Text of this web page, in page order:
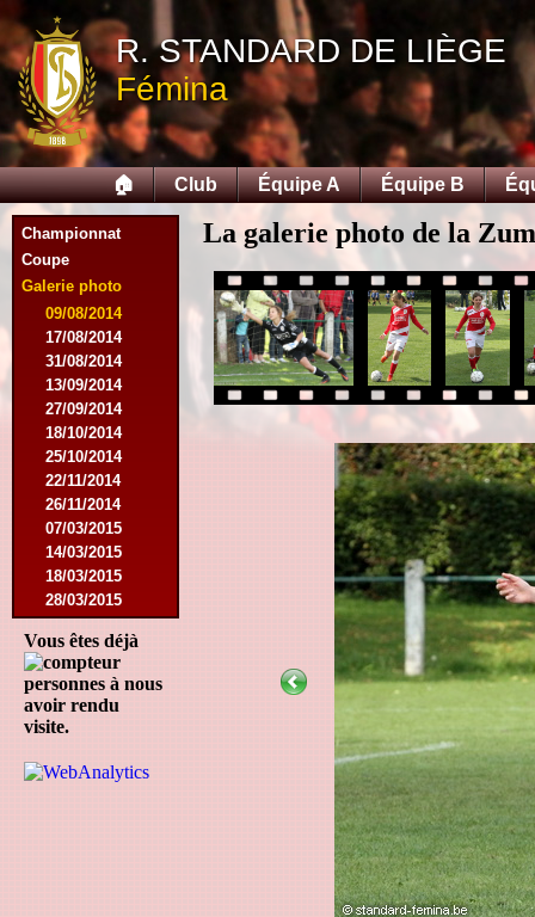
R. STANDARD DE LIÈGE
Fémina
🏠 Club Équipe A Équipe B
Championnat
Coupe
Galerie photo
09/08/2014
17/08/2014
31/08/2014
13/09/2014
27/09/2014
18/10/2014
25/10/2014
22/11/2014
26/11/2014
07/03/2015
14/03/2015
18/03/2015
28/03/2015
25/04/2015
14/05/2015
12/09/2015
26/09/2015
03/10/2015
09/03/2016
Vous êtes déjà
personnes à nous
avoir rendu
visite.
La galerie photo de la